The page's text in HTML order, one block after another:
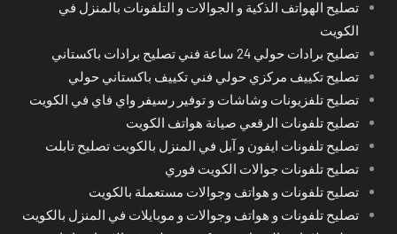
تصليح الهواتف الذكية و الجوالات و التلفونات بالمنزل في
الكويت
تصليح برادات حولي 24 ساعة فني تصليح برادات باكستاني
تصليح تكييف مركزي حولي فني تكييف باكستاني حولي
تصليح تلفزيونات وشاشات و توفير رسيفر واي فاي في الكويت
تصليح تلفونات الرقعي صيانة هواتف الكويت
تصليح تلفونات ايفون و آبل في المنزل بالكويت تصليح تابلت
تصليح تلفونات جوالات الكويت فوري
تصليح تلفونات و هواتف وجوالات مستعملة بالكويت
تصليح تلفونات و هواتف وجوالات و موبايلات في المنزل بالكويت